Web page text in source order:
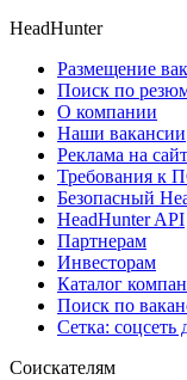
HeadHunter
Размещение
Поиск по
О компании
Наши вакансии
Реклама на
Требования к
Безопасный
HeadHunter API
Партнерам
Инвесторам
Каталог
Поиск по
Сетка: соцсеть
Соискателям